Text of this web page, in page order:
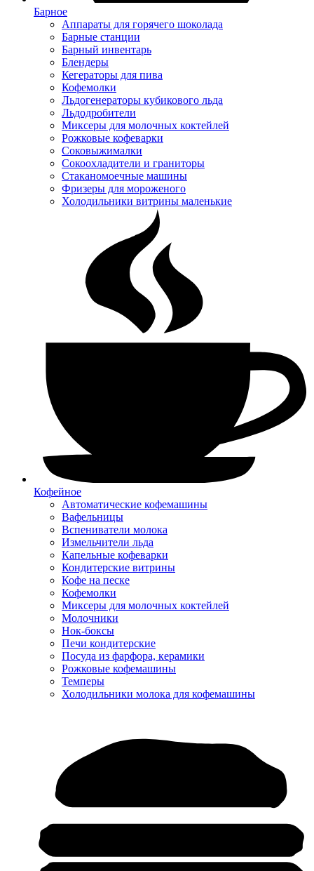
Барное
Аппараты для горячего шоколада
Барные станции
Барный инвентарь
Блендеры
Кегераторы для пива
Кофемолки
Льдогенераторы кубикового льда
Льдодробители
Миксеры для молочных коктейлей
Рожковые кофеварки
Соковыжималки
Сокоохладители и граниторы
Стаканомоечные машины
Фризеры для мороженого
Холодильники витрины маленькие
Кофейное
Автоматические кофемашины
Вафельницы
Вспениватели молока
Измельчители льда
Капельные кофеварки
Кондитерские витрины
Кофе на песке
Кофемолки
Миксеры для молочных коктейлей
Молочники
Нок-боксы
Печи кондитерские
Посуда из фарфора, керамики
Рожковые кофемашины
Темперы
Холодильники молока для кофемашины